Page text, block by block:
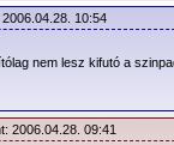
10:54
nem lesz kifutó a
2006.04.28. 09:41